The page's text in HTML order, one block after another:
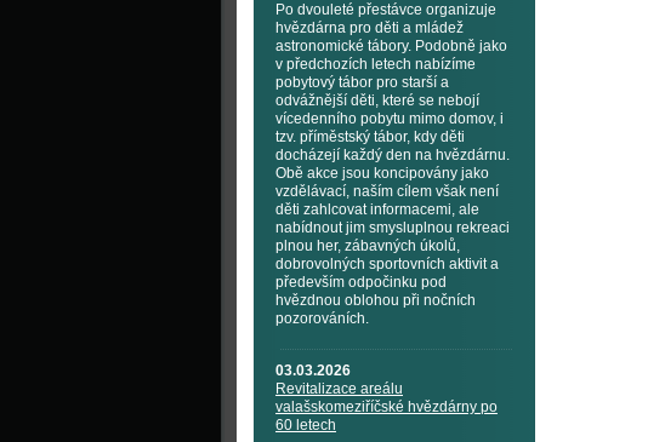
Po dvouleté přestávce organizuje
hvězdárna pro děti a mládež
astronomické tábory. Podobně jako
v předchozích letech nabízíme
pobytový tábor pro starší a
odvážnější děti, které se nebojí
vícedenního pobytu mimo domov, i
tzv. příměstský tábor, kdy děti
docházejí každý den na hvězdárnu.
Obě akce jsou koncipovány jako
vzdělávací, naším cílem však není
děti zahlcovat informacemi, ale
nabídnout jim smysluplnou rekreaci
plnou her, zábavných úkolů,
dobrovolných sportovních aktivit a
především odpočinku pod
hvězdnou oblohou při nočních
pozorováních.
03.03.2026
Revitalizace areálu
valašskomeziříčské hvězdárny po
60 letech